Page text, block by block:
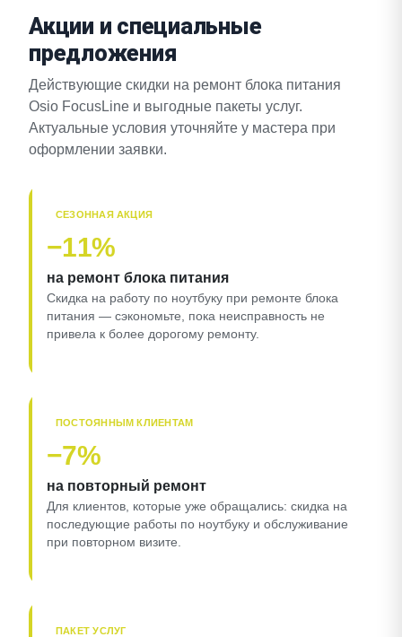
Акции и специальные
предложения
Действующие скидки на ремонт блока питания
Osio FocusLine и выгодные пакеты услуг.
Актуальные условия уточняйте у мастера при
оформлении заявки.
СЕЗОННАЯ АКЦИЯ
−11%
на ремонт блока питания
Скидка на работу по ноутбуку при ремонте блока
питания — сэкономьте, пока неисправность не
привела к более дорогому ремонту.
ПОСТОЯННЫМ КЛИЕНТАМ
−7%
на повторный ремонт
Для клиентов, которые уже обращались: скидка на
последующие работы по ноутбуку и обслуживание
при повторном визите.
ПАКЕТ УСЛУГ